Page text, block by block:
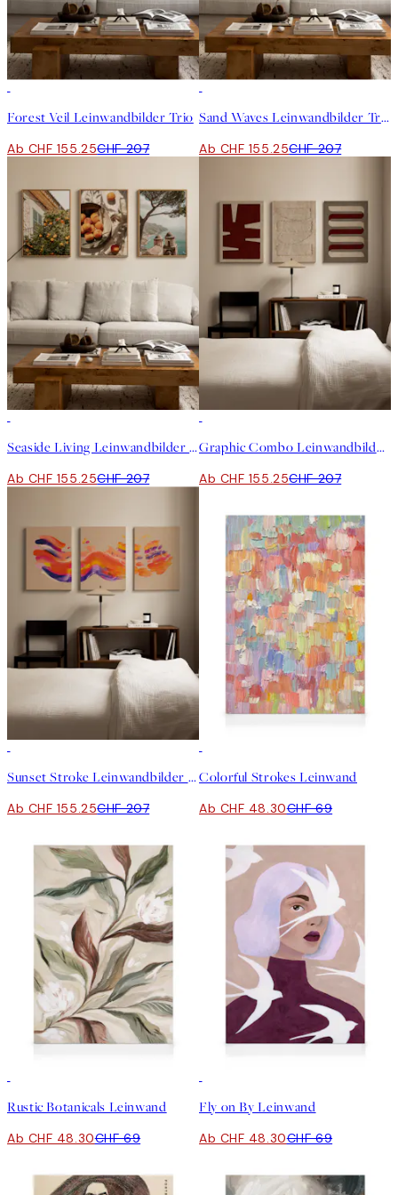
Forest Veil Leinwandbilder Trio
Ab CHF 155.25CHF 207
Sand Waves Leinwandbilder Trio
Ab CHF 155.25CHF 207
Seaside Living Leinwandbilder Trio
Ab CHF 155.25CHF 207
Graphic Combo Leinwandbilder Trio
Ab CHF 155.25CHF 207
Sunset Stroke Leinwandbilder Trio
Ab CHF 155.25CHF 207
Colorful Strokes Leinwand
Ab CHF 48.30CHF 69
Rustic Botanicals Leinwand
Ab CHF 48.30CHF 69
Fly on By Leinwand
Ab CHF 48.30CHF 69